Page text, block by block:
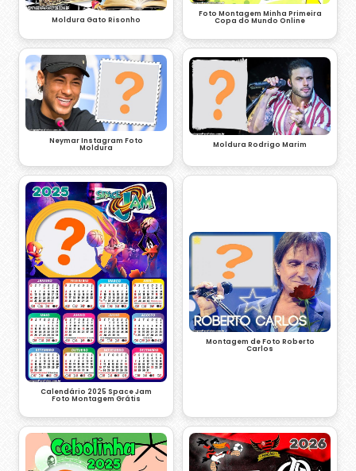
Moldura Gato Risonho
Foto Montagem Minha Primeira
Copa do Mundo Online
Neymar Instagram Foto
Moldura Moldura Rodrigo Marim
Calendário 2025 Space Jam
Foto Montagem Grátis
Montagem de Foto Roberto
Carlos